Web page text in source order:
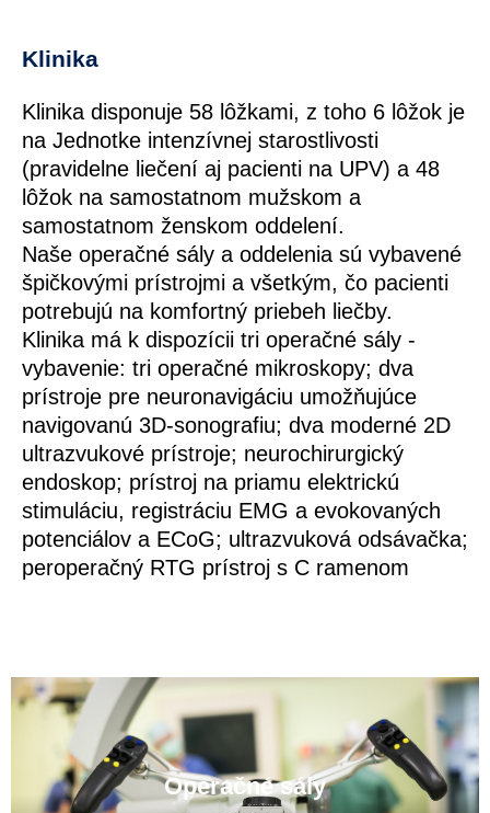
Klinika
Klinika disponuje 58 lôžkami, z toho 6 lôžok je
na Jednotke intenzívnej starostlivosti
(pravidelne liečení aj pacienti na UPV) a 48
lôžok na samostatnom mužskom a
samostatnom ženskom oddelení.
Naše operačné sály a oddelenia sú vybavené
špičkovými prístrojmi a všetkým, čo pacienti
potrebujú na komfortný priebeh liečby.
Klinika má k dispozícii tri operačné sály -
vybavenie: tri operačné mikroskopy; dva
prístroje pre neuronavigáciu umožňujúce
navigovanú 3D-sonografiu; dva moderné 2D
ultrazvukové prístroje; neurochirurgický
endoskop; prístroj na priamu elektrickú
stimuláciu, registráciu EMG a evokovaných
potenciálov a ECoG; ultrazvuková odsávačka;
peroperačný RTG prístroj s C ramenom
Operačné sály